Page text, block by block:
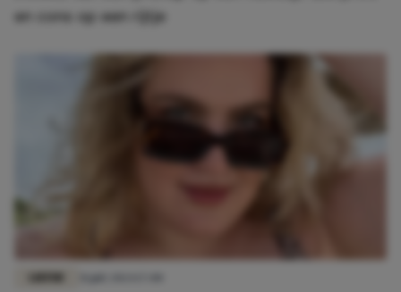
en cons op een rijtje